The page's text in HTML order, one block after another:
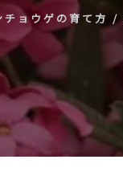
チョウゲの育て方 /